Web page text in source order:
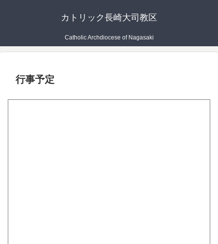
カトリック長崎大司教区
Catholic Archdiocese of Nagasaki
行事予定